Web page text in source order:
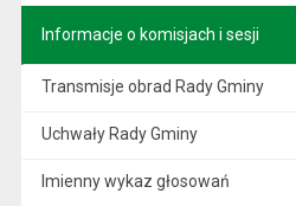
Informacje o komisjach i sesji
Transmisje obrad Rady Gminy
Uchwały Rady Gminy
Imienny wykaz głosowań